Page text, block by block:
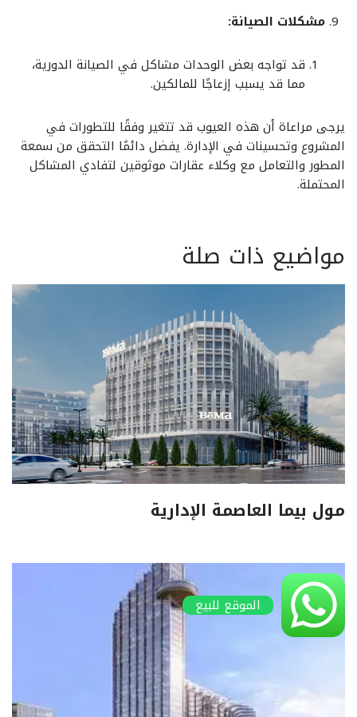
مشكلات الصيانة:
قد تواجه بعض الوحدات مشاكل في الصيانة الدورية،
مما قد يسبب إزعاجًا للمالكين.
يرجى مراعاة أن هذه العيوب قد تتغير وفقًا للتطورات في
المشروع وتحسينات في الإدارة. يفضل دائمًا التحقق من سمعة
المطور والتعامل مع وكلاء عقارات موثوقين لتفادي المشاكل
المحتملة.
مواضيع ذات صلة
مول بيما العاصمة الإدارية
الموقع للبيع